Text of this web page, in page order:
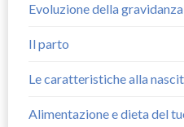
Evoluzione della gravidanza
Il parto
Le caratteristiche alla
Alimentazione e dieta del